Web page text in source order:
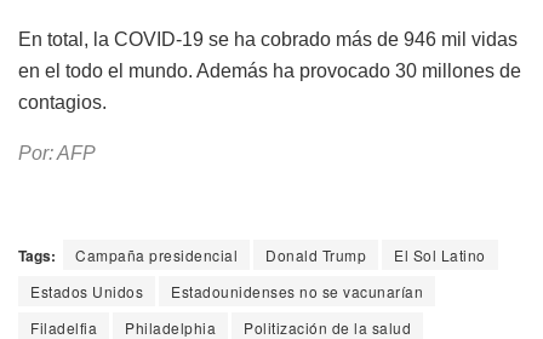
En total, la COVID-19 se ha cobrado más de 946 mil vidas
en el todo el mundo. Además ha provocado 30 millones de
contagios.
Por: AFP
Tags: Campaña presidencial Donald Trump
El Sol Latino
Estados Unidos
Estadounidenses no se vacunarían
Filadelfia
Philadelphia
Politización de la salud